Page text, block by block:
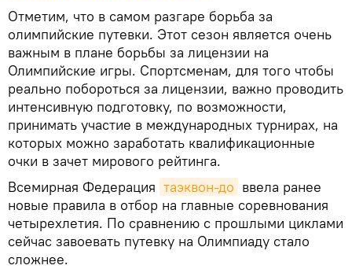
Отметим, что в самом разгаре борьба за
олимпийские путевки. Этот сезон является очень
важным в плане борьбы за лицензии на
Олимпийские игры. Спортсменам, для того чтобы
реально побороться за лицензии, важно проводить
интенсивную подготовку, по возможности,
принимать участие в международных турнирах, на
которых можно заработать квалификационные
очки в зачет мирового рейтинга.
Всемирная Федерация таэквон-до ввела ранее
новые правила в отбор на главные соревнования
четырехлетия. По сравнению с прошлыми циклами
сейчас завоевать путевку на Олимпиаду стало
сложнее.